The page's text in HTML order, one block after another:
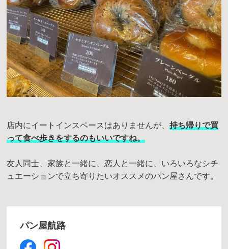
店内にイートインスペースはありませんが、持ち帰りで買
って食べ歩きをするのもいいですね。
友人同士、家族と一緒に、恋人と一緒に、いろいろなシチ
ュエーションで立ち寄りたいオススメのパン屋さんです。
パン屋航路